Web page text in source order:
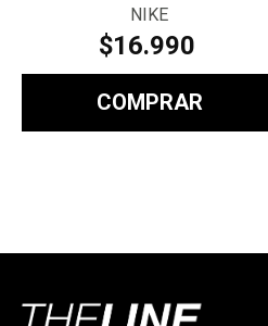
NIKE
$16.990
COMPRAR